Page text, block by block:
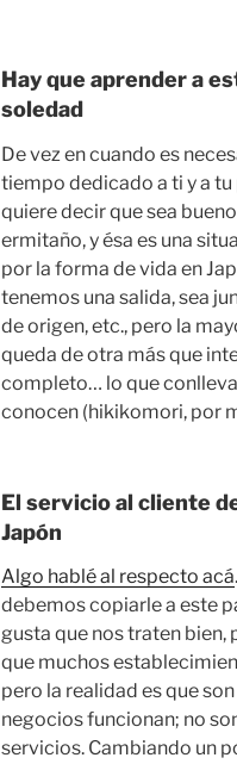
Hay que aprender a
soledad
De vez en cuando es
tiempo dedicado a ti y a
quiere decir que sea
ermitaño, y ésa es una
por la forma de vida en
tenemos una salida, sea
de origen, etc., pero la
queda de otra más que
completo… lo que
conocen (hikikomori, por
El servicio al cliente
Japón
Algo hablé al respecto acá
debemos copiarle a este
gusta que nos traten
que muchos
pero la realidad es que
negocios funcionan; no
servicios. Cambiando un